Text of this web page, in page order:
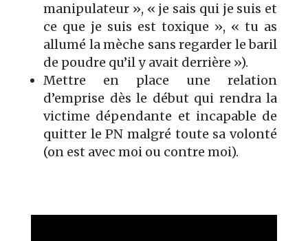
manipulateur », « je sais qui je suis et
ce que je suis est toxique », « tu as
allumé la mèche sans regarder le baril
de poudre qu’il y avait derrière »).
Mettre en place une relation
d’emprise dès le début qui rendra la
victime dépendante et incapable de
quitter le PN malgré toute sa volonté
(on est avec moi ou contre moi).